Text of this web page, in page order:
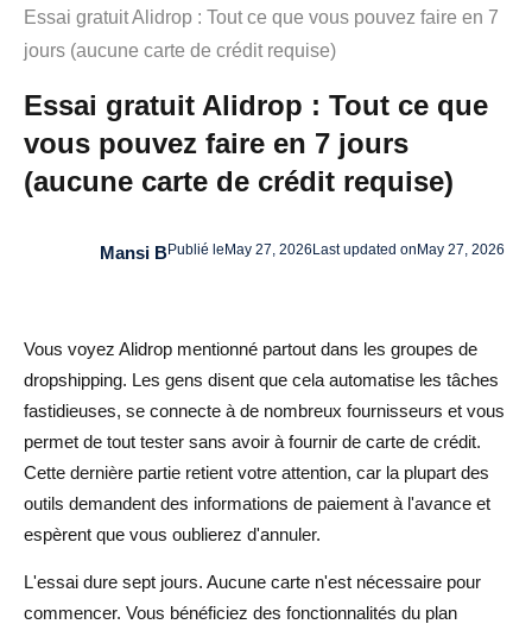
Que se passe-t-il une fois l'essai de 7 jours terminé ?
l'essai gratuit ?
Quelle est la différence entre les produits uniques et les
produits premium ?
Quel plan devrais-je choisir après l'essai ?
Essai gratuit Alidrop : Tout ce que vous pouvez faire en 7
jours (aucune carte de crédit requise)
Essai gratuit Alidrop : Tout ce que
vous pouvez faire en 7 jours
(aucune carte de crédit requise)
Mansi BPublié le May 27, 2026 Last updated on May 27, 2026
Vous voyez Alidrop mentionné partout dans les groupes de
dropshipping. Les gens disent que cela automatise les tâches
fastidieuses, se connecte à de nombreux fournisseurs et vous
permet de tout tester sans avoir à fournir de carte de crédit.
Cette dernière partie retient votre attention, car la plupart des
outils demandent des informations de paiement à l'avance et
espèrent que vous oublierez d'annuler.
L'essai dure sept jours. Aucune carte n'est nécessaire pour
commencer. Vous bénéficiez des fonctionnalités du plan